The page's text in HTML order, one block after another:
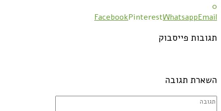
0
FacebookPinterestWhatsappEmail
תגובות פייסבוק
השארת תגובה